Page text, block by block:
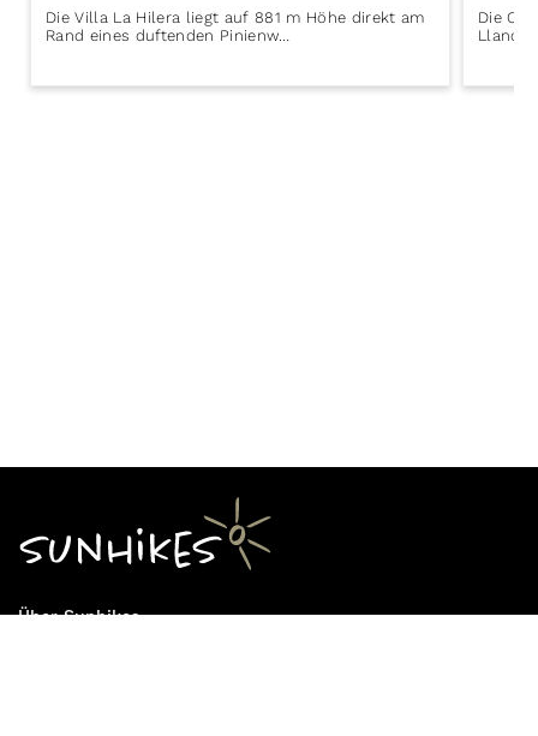
Die Villa La Hilera liegt auf 881 m Höhe direkt am
Rand eines duftenden Pinienw…
Die
Llanos
Über Sunhikes